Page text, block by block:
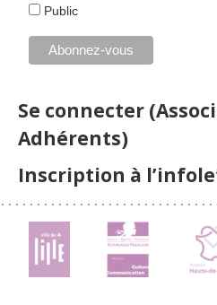
Public
Se connecter
Adhérents)
Inscription à